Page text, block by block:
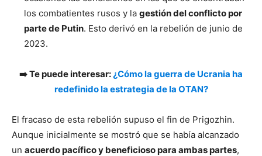
los combatientes rusos y la gestión del conflicto por
parte de Putin. Esto derivó en la rebelión de junio de
2023.
➡️ Te puede interesar: ¿Cómo la guerra de Ucrania ha
redefinido la estrategia de la OTAN?
El fracaso de esta rebelión supuso el fin de Prigozhin.
Aunque inicialmente se mostró que se había alcanzado
un acuerdo pacífico y beneficioso para ambas partes,